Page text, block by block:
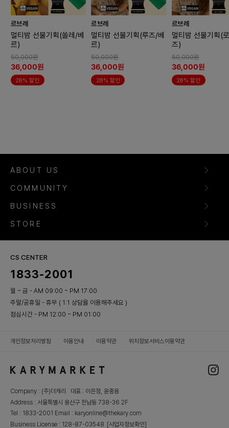
르브레
멀티밤 선물기획(쏠레/베
르)
50,000원
36,000원
28% 할인
르브레
멀티밤 선물기획(루즈/베
르)
50,000원
36,000원
28% 할인
르브레
멀티밤 선물기획(
즈)
50,000원
36,000원
28% 할인
ABOUT US
COMMUNITY
BUSINESS
STORE
CS CENTER
1833-2001
월 ~ 금 - AM 09:00 ~ PM 17:00
주말/공휴일 - 휴무 ( 1:1 상담을 이용해주세요 )
점심시간 - PM 12:00 ~ PM 01:00
개인정보처리방침 이용안내 이용약관 위치정보서비스이용약관
Company : (주)더캐리 대표 : 이은정, 윤중용
Address : 서울특별시 용산구 한남동 738-36 2F
Tel : 1833-2001 Email : karyonline@thekary.com
Business License : 128-87-03548 [사업자정보확인]